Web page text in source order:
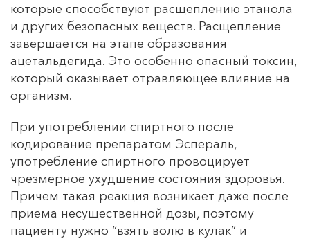
которые способствуют расщеплению этанола
и других безопасных веществ. Расщепление
завершается на этапе образования
ацетальдегида. Это особенно опасный токсин,
который оказывает отравляющее влияние на
организм.
При употреблении спиртного после
кодирование препаратом Эспераль,
употребление спиртного провоцирует
чрезмерное ухудшение состояния здоровья.
Причем такая реакция возникает даже после
приема несущественной дозы, поэтому
пациенту нужно “взять волю в кулак” и